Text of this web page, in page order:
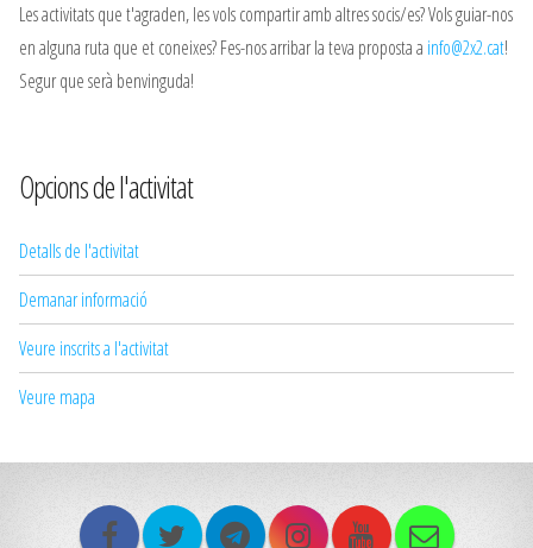
Les activitats que t'agraden, les vols compartir amb altres socis/es? Vols guiar-nos
en alguna ruta que et coneixes? Fes-nos arribar la teva proposta a info@2x2.cat!
Segur que serà benvinguda!
Opcions de l'activitat
Detalls de l'activitat
Demanar informació
Veure inscrits a l'activitat
Veure mapa